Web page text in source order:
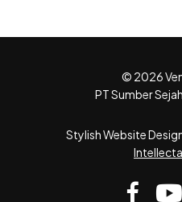
© 2026
PT Sumber
Stylish Website
facebook